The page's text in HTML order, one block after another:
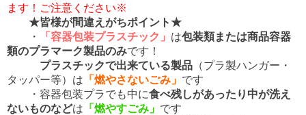
ます！ご注意ください※
★皆様が間違えがちポイント★
・
「 容器包装プラスチック」 は包装類または商品容器
類のプラマーク製品のみです！
プラスチックで出来ている製品 （プラ製ハンガー・
タッパー等）は 「燃やさないごみ」 です
・容器包装プラでも中に食べ残しがあったり中が洗え
ないものなどは 「燃やすごみ」 です